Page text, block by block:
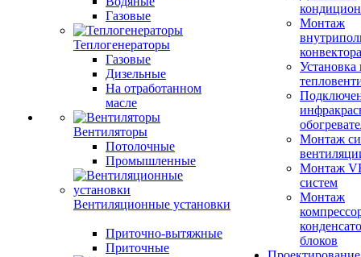
Газовые
Теплогенераторы
Газовые
Дизельные
На отработанном
масле
Вентиляторы
Потолочные
Промышленные
Вентиляционные установки
Приточно-вытяжные
Приточные
Монтаж
конвектора
Установка
Монтаж
Монтаж
систем
Монтаж
блоков